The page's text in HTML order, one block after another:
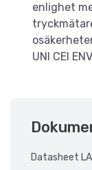
enlighet
UNI CEI
Datasheet